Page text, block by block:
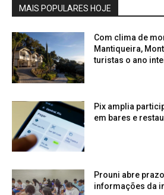
MAIS POPULARES HOJE
Com clima de
Mantiqueira,
turistas o ano
Pix amplia
em bares e
Prouni abre
informações da